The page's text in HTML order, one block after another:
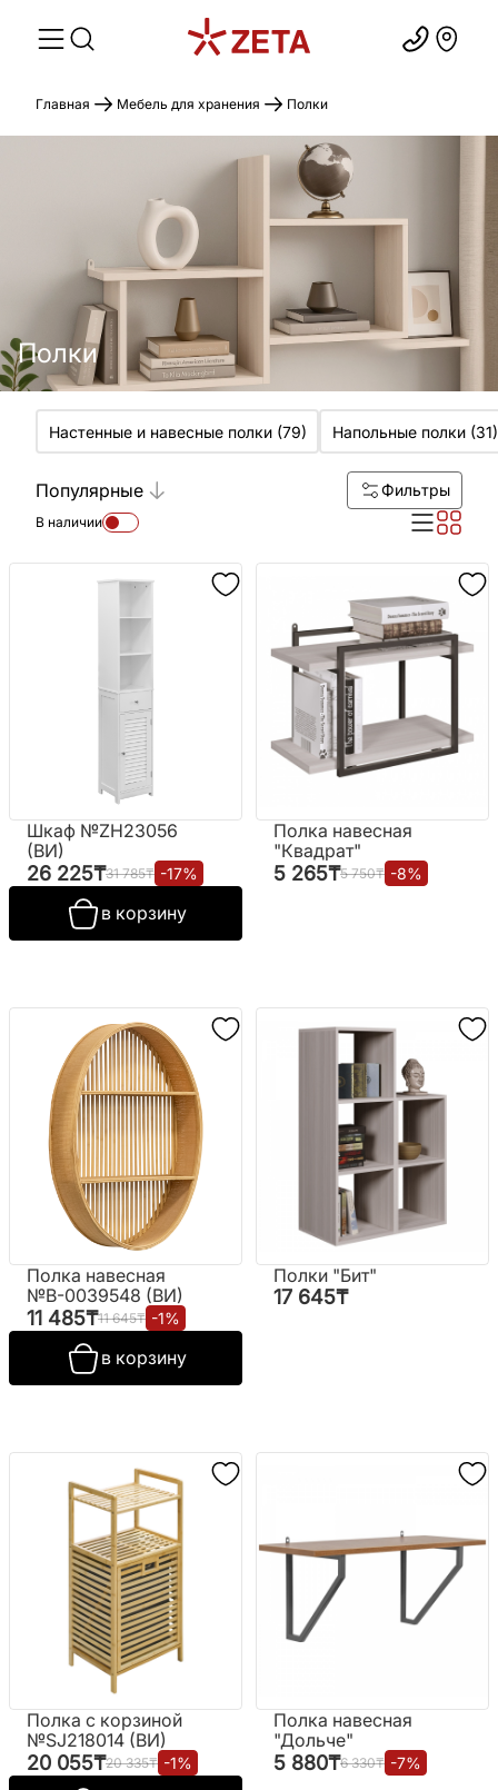
Главная Мебель для хранения Полки
Полки
Настенные и навесные полки(79) Напольные полки(31)
Популярные Фильтры
В наличии
Шкаф №ZH23056
(ВИ)
26 225₸31 785₸ -17%
в корзину
Полка навесная
"Квадрат"
5 265₸5 750₸ -8%
Полка навесная
№B-0039548 (ВИ)
11 485₸11 645₸ -1%
в корзину
Полки "Бит"
17 645₸
Полка с корзиной
№SJ218014 (ВИ)
20 055₸20 335₸ -1%
Полка навесная
"Дольче"
5 880₸6 330₸ -7%